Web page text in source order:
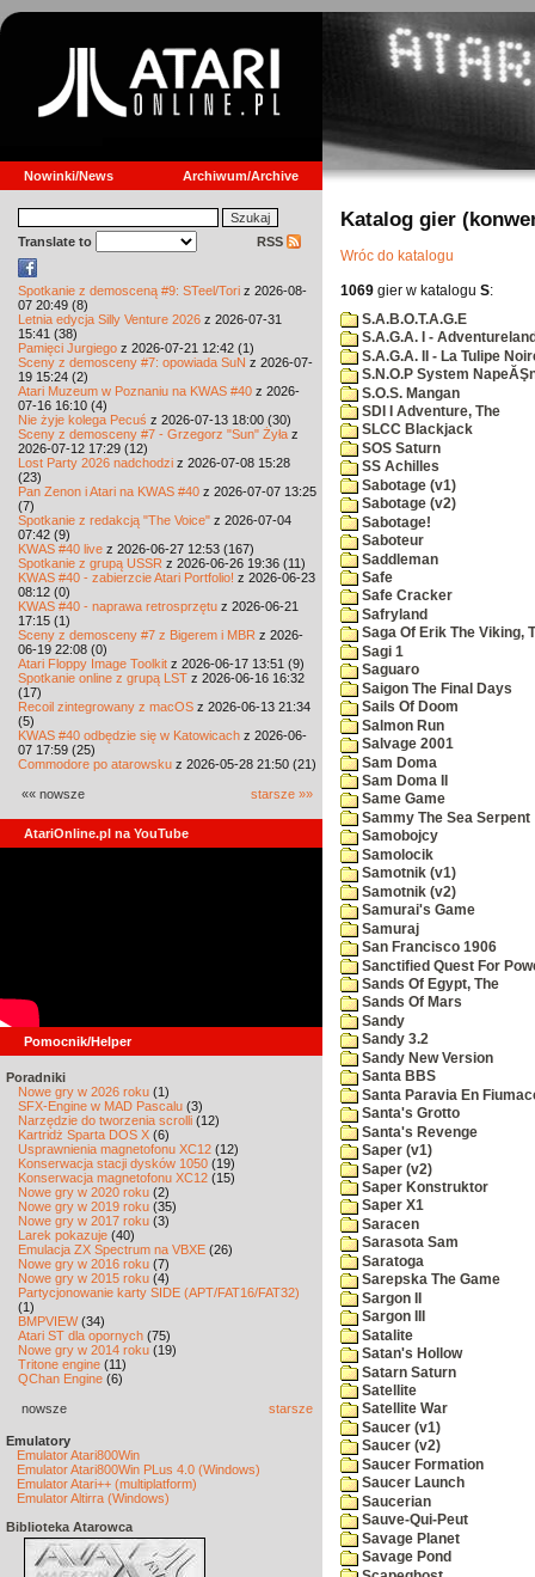
Nowinki/News Archiwum/Archive
Translate to RSS
Spotkanie z demosceną #9: STeel/Tori z 2026-08-
07 20:49 (8)
Letnia edycja Silly Venture 2026 z 2026-07-31
15:41 (38)
Pamięci Jurgiego z 2026-07-21 12:42 (1)
Sceny z demosceny #7: opowiada SuN z 2026-07-
19 15:24 (2)
Atari Muzeum w Poznaniu na KWAS #40 z 2026-
07-16 16:10 (4)
Nie żyje kolega Pecuś z 2026-07-13 18:00 (30)
Sceny z demosceny #7 - Grzegorz "Sun" Żyła z
2026-07-12 17:29 (12)
Lost Party 2026 nadchodzi z 2026-07-08 15:28
(23)
Pan Zenon i Atari na KWAS #40 z 2026-07-07 13:25
(7)
Spotkanie z redakcją "The Voice" z 2026-07-04
07:42 (9)
KWAS #40 live z 2026-06-27 12:53 (167)
Spotkanie z grupą USSR z 2026-06-26 19:36 (11)
KWAS #40 - zabierzcie Atari Portfolio! z 2026-06-23
08:12 (0)
KWAS #40 - naprawa retrosprzętu z 2026-06-21
17:15 (1)
Sceny z demosceny #7 z Bigerem i MBR z 2026-
06-19 22:08 (0)
Atari Floppy Image Toolkit z 2026-06-17 13:51 (9)
Spotkanie online z grupą LST z 2026-06-16 16:32
(17)
Recoil zintegrowany z macOS z 2026-06-13 21:34
(5)
KWAS #40 odbędzie się w Katowicach z 2026-06-
07 17:59 (25)
Commodore po atarowsku z 2026-05-28 21:50 (21)
«« nowsze starsze »»
AtariOnline.pl na YouTube
Pomocnik/Helper
Poradniki
Nowe gry w 2026 roku (1)
SFX-Engine w MAD Pascalu (3)
Narzędzie do tworzenia scrolli (12)
Kartridż Sparta DOS X (6)
Usprawnienia magnetofonu XC12 (12)
Konserwacja stacji dysków 1050 (19)
Konserwacja magnetofonu XC12 (15)
Nowe gry w 2020 roku (2)
Nowe gry w 2019 roku (35)
Nowe gry w 2017 roku (3)
Larek pokazuje (40)
Emulacja ZX Spectrum na VBXE (26)
Nowe gry w 2016 roku (7)
Nowe gry w 2015 roku (4)
Partycjonowanie karty SIDE (APT/FAT16/FAT32)
(1)
BMPVIEW(34)
Atari ST dla opornych (75)
Nowe gry w 2014 roku (19)
Tritone engine (11)
QChan Engine (6)
nowsze starsze
Emulatory
Emulator Atari800Win
Emulator Atari800Win PLus 4.0 (Windows)
Emulator Atari++ (multiplatform)
Emulator Altirra (Windows)
Biblioteka Atarowca
Katalog gier
Wróc do katalogu
1069 gier w katalogu S:
S.A.B.O.T.A.G.E
S.A.G.A. I -
S.A.G.A. II - La Tulipe
S.N.O.P System
S.O.S. Mangan
SDI I Adventure, The
SLCC Blackjack
SOS Saturn
SS Achilles
Sabotage (v1)
Sabotage (v2)
Sabotage!
Saboteur
Saddleman
Safe
Safe Cracker
Safryland
Saga Of Erik The Viking,
Sagi 1
Saguaro
Saigon The Final Days
Sails Of Doom
Salmon Run
Salvage 2001
Sam Doma
Sam Doma II
Same Game
Sammy The Sea Serpent
Samobojcy
Samolocik
Samotnik (v1)
Samotnik (v2)
Samurai's Game
Samuraj
San Francisco 1906
Sanctified Quest For
Sands Of Egypt, The
Sands Of Mars
Sandy
Sandy 3.2
Sandy New Version
Santa BBS
Santa Paravia En
Santa's Grotto
Santa's Revenge
Saper (v1)
Saper (v2)
Saper Konstruktor
Saper X1
Saracen
Sarasota Sam
Saratoga
Sarepska The Game
Sargon II
Sargon III
Satalite
Satan's Hollow
Satarn Saturn
Satellite
Satellite War
Saucer (v1)
Saucer (v2)
Saucer Formation
Saucer Launch
Saucerian
Sauve-Qui-Peut
Savage Planet
Savage Pond